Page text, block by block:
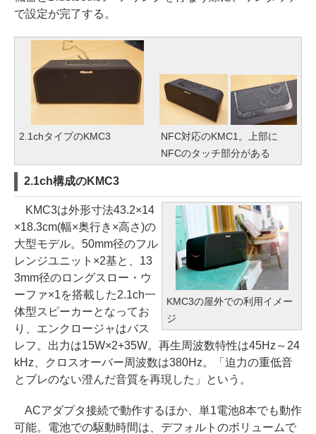
で設定が完了する。
2.1chタイプのKMC3
NFC対応のKMC1。上部に
NFCのタッチ部分がある
2.1ch構成のKMC3
KMC3の屋外での利用イメー
ジ
KMC3は外形寸法43.2×14
×18.3cm(幅×奥行き×高さ)の
大型モデル。50mm径のフル
レンジユニット×2基と、13
3mm径のロングスロー・ウ
ーファ×1を搭載した2.1ch一
体型スピーカーとなってお
り、エンクロージャはバス
レフ。出力は15W×2+35W。再生周波数特性は45Hz～24
kHz、クロスオーバー周波数は380Hz。「迫力の重低音
とブレのない澄んだ音質を再現した」という。
ACアダプタ接続で動作するほか、単1電池8本でも動作
可能。電池での駆動時間は、デフォルトのボリュームで